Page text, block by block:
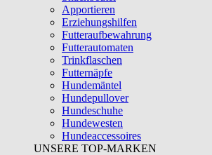
Apportieren
Erziehungshilfen
Futteraufbewahrung
Futterautomaten
Trinkflaschen
Futternäpfe
Hundemäntel
Hundepullover
Hundeschuhe
Hundewesten
Hundeaccessoires
UNSERE TOP-MARKEN